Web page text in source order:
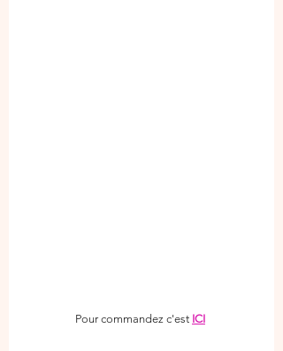
Pour commandez c'est ICI